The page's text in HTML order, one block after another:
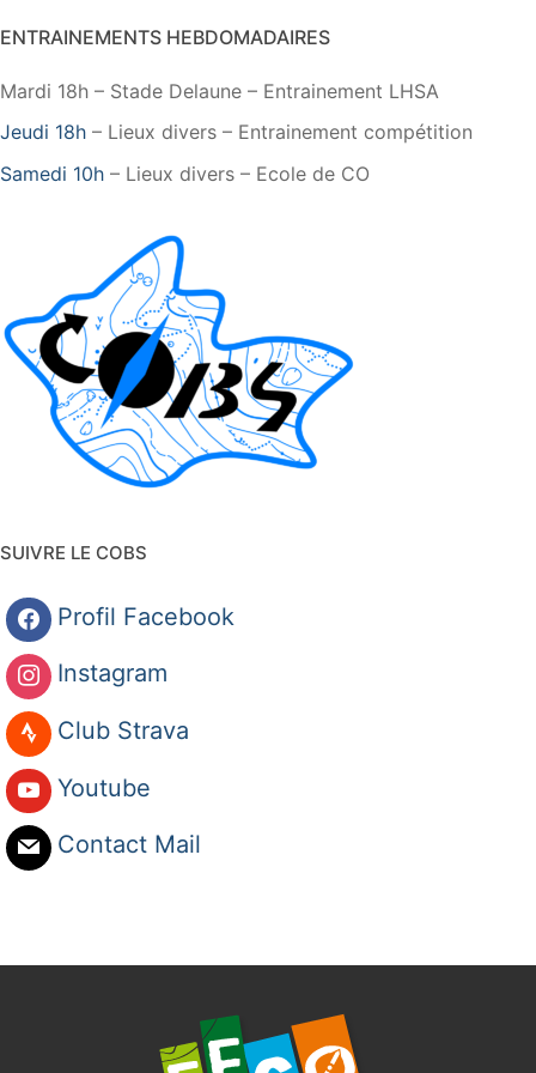
ENTRAINEMENTS HEBDOMADAIRES
Mardi 18h – Stade Delaune – Entrainement LHSA
Jeudi 18h – Lieux divers – Entrainement compétition
Samedi 10h – Lieux divers – Ecole de CO
SUIVRE LE COBS
Profil Facebook
Instagram
Club Strava
Youtube
Contact Mail